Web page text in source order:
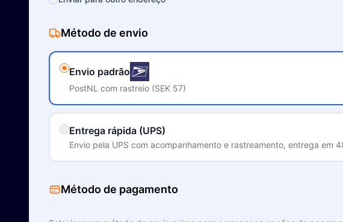
Método de envio
Envio padrão
PostNL com rastreio (SEK 57)
Entrega rápida (UPS)
Envio pela UPS com acompanhamento e rastreamento, entrega em
Método de pagamento